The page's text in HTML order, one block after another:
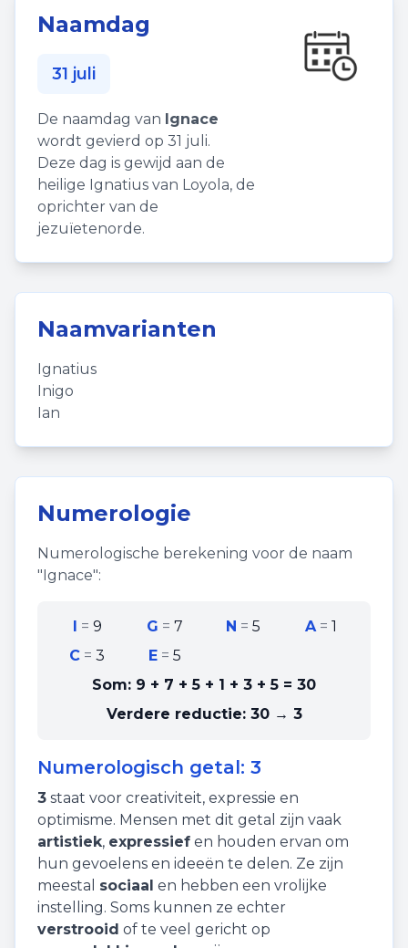
Naamdag
31 juli
De naamdag van Ignace
wordt gevierd op 31 juli.
Deze dag is gewijd aan de
heilige Ignatius van Loyola, de
oprichter van de
jezuïetenorde.
Naamvarianten
Ignatius
Inigo
Ian
Numerologie
Numerologische berekening voor de naam
"Ignace":
I = 9 G =7 N = 5 A= 1
C =3 E =5
Som: 9 + 7 + 5 + 1 + 3 + 5 = 30
Verdere reductie: 30 → 3
Numerologisch getal: 3
3 staat voor creativiteit, expressie en
optimisme. Mensen met dit getal zijn vaak
artistiek, expressief en houden ervan om
hun gevoelens en ideeën te delen. Ze zijn
meestal sociaal en hebben een vrolijke
instelling. Soms kunnen ze echter
verstrooid of te veel gericht op